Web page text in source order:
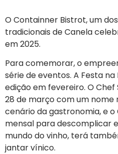
O Containner Bistrot, um
tradicionais de Canela
em 2025.
Para comemorar, o
série de eventos. A Festa
edição em fevereiro. O
28 de março com um
cenário da gastronomia, e
mensal para descomplicar
mundo do vinho, terá
jantar vínico.